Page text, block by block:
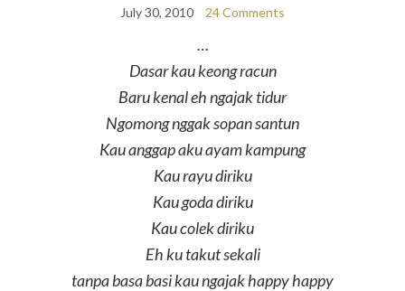
July 30, 2010 24 Comments
…
Dasar kau keong racun
Baru kenal eh ngajak tidur
Ngomong nggak sopan santun
Kau anggap aku ayam kampung
Kau rayu diriku
Kau goda diriku
Kau colek diriku
Eh ku takut sekali
tanpa basa basi kau ngajak happy happy